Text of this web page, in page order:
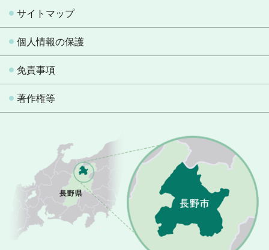
サイトマップ
個人情報の保護
免責事項
著作権等